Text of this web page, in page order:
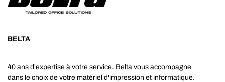
BELTA
40 ans d'expertise à votre service. Belta vous accompagne
dans le choix de votre matériel d'impression et informatique.